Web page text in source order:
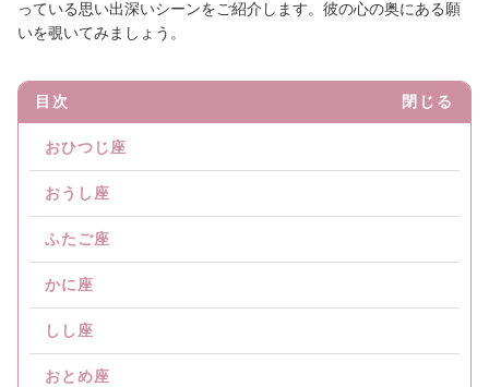
っている思い出深いシーンをご紹介します。彼の心の奥にある願
いを覗いてみましょう。
目次 閉じる
おひつじ座
おうし座
ふたご座
かに座
しし座
おとめ座